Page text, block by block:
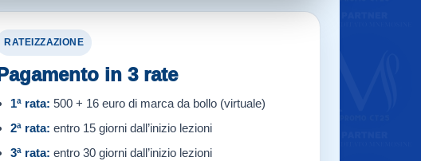
RATEIZZAZIONE
Pagamento in 3 rate
1ª rata: 500 + 16 euro di marca da bollo (virtuale)
2ª rata: entro 15 giorni dall’inizio lezioni
3ª rata: entro 30 giorni dall’inizio lezioni